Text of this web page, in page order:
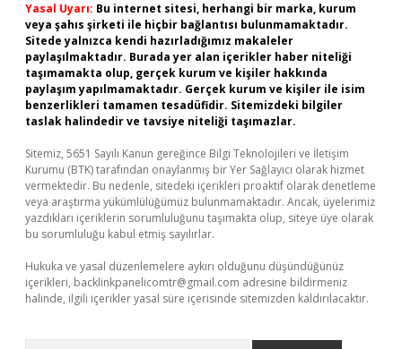
Yasal Uyarı: Bu internet sitesi, herhangi bir marka, kurum
veya şahıs şirketi ile hiçbir bağlantısı bulunmamaktadır.
Sitede yalnızca kendi hazırladığımız makaleler
paylaşılmaktadır. Burada yer alan içerikler haber niteliği
taşımamakta olup, gerçek kurum ve kişiler hakkında
paylaşım yapılmamaktadır. Gerçek kurum ve kişiler ile isim
benzerlikleri tamamen tesadüfidir. Sitemizdeki bilgiler
taslak halindedir ve tavsiye niteliği taşımazlar.
Sitemiz, 5651 Sayılı Kanun gereğince Bilgi Teknolojileri ve İletişim
Kurumu (BTK) tarafından onaylanmış bir Yer Sağlayıcı olarak hizmet
vermektedir. Bu nedenle, sitedeki içerikleri proaktif olarak denetleme
veya araştırma yükümlülüğümüz bulunmamaktadır. Ancak, üyelerimiz
yazdıkları içeriklerin sorumluluğunu taşımakta olup, siteye üye olarak
bu sorumluluğu kabul etmiş sayılırlar.
Hukuka ve yasal düzenlemelere aykırı olduğunu düşündüğünüz
içerikleri, backlinkpanelicomtr@gmail.com adresine bildirmeniz
halinde, ilgili içerikler yasal süre içerisinde sitemizden kaldırılacaktır.